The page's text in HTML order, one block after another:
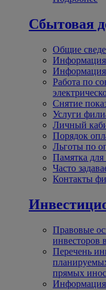
Сбытовая
Общие
Информация
Информация
Работа по
Снятие
Услуги
Личный
Порядок
Льготы по
Памятка
Часто
Контакты
Правовые
инвесторов
Перечень
прямых
Информация